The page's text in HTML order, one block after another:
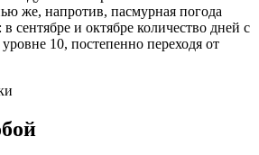
же, напротив, пасмурная погода
сентябре и октябре количество дней с
10, постепенно переходя от